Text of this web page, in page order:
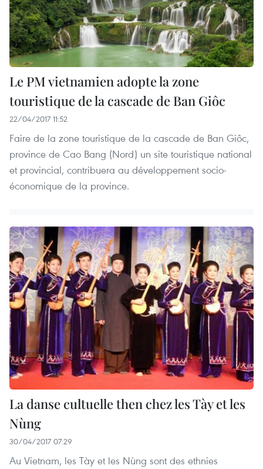
Le PM vietnamien adopte la zone
touristique de la cascade de Ban Giôc
22/04/2017 11:52
Faire de la zone touristique de la cascade de Ban Giôc,
province de Cao Bang (Nord) un site touristique national
et provincial, contribuera au développement socio-
économique de la province.
La danse cultuelle then chez les Tày et les
Nùng
30/04/2017 07:29
Au Vietnam, les Tày et les Nùng sont des ethnies